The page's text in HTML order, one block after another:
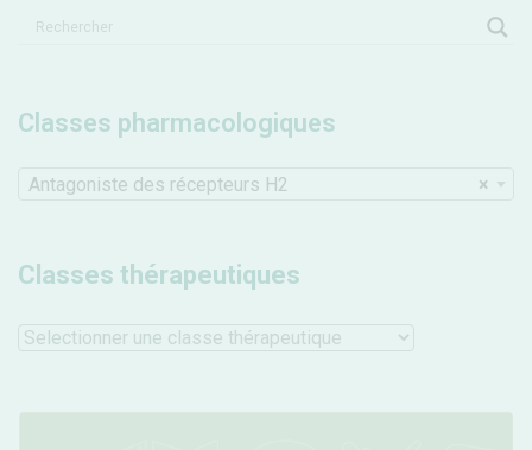
Classes pharmacologiques
×
Antagoniste des récepteurs H2
Classes thérapeutiques